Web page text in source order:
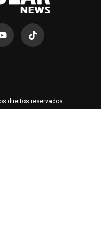
direitos reservados.